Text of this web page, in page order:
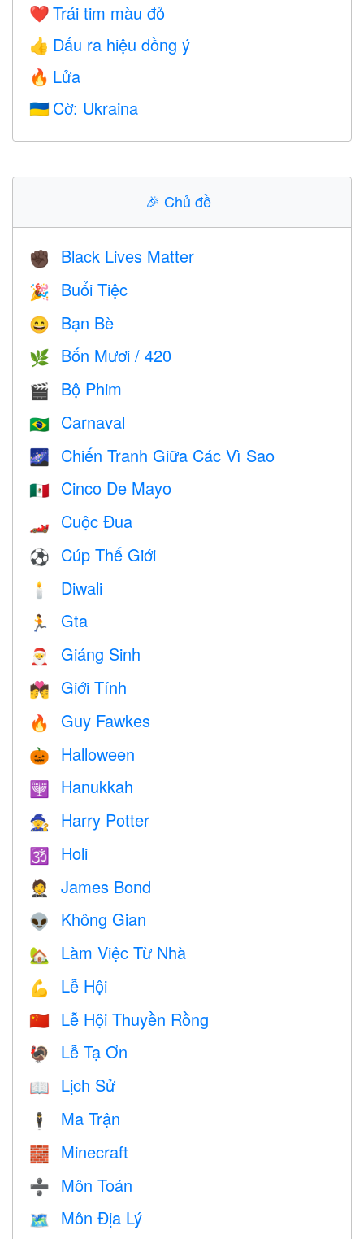
❤️ Trái tim màu đỏ
👍 Dấu ra hiệu đồng ý
🔥 Lửa
🇺🇦 Cờ: Ukraina
🎉 Chủ đề
✊🏿 Black Lives Matter
🎉 Buổi Tiệc
😄 Bạn Bè
🌿 Bốn Mươi / 420
🎬 Bộ Phim
🇧🇷 Carnaval
🌌 Chiến Tranh Giữa Các Vì Sao
🇲🇽 Cinco De Mayo
🏎 Cuộc Đua
⚽ Cúp Thế Giới
🕯 Diwali
🏃 Gta
🎅 Giáng Sinh
💏 Giới Tính
🔥 Guy Fawkes
🎃 Halloween
🕎 Hanukkah
🧙 Harry Potter
🕉 Holi
🤵 James Bond
👽 Không Gian
🏡 Làm Việc Từ Nhà
💪 Lễ Hội
🇨🇳 Lễ Hội Thuyền Rồng
🦃 Lễ Tạ Ơn
📖 Lịch Sử
🕴️ Ma Trận
🧱 Minecraft
➗ Môn Toán
🗺 Môn Địa Lý